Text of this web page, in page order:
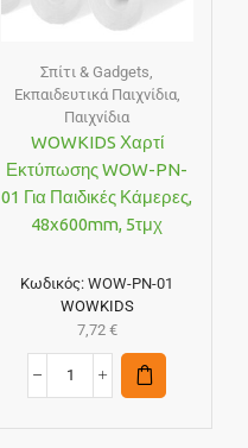
Σπίτι & Gadgets
Εκπαιδευτικά Παιχνίδια,
Παιχνίδια
WOWKIDS Χαρτί
Εκτύπωσης WOW-PN-
01 Για Παιδικές Κάμερες,
48x600mm, 5τμχ
Κωδικός:WOW-PN-01
WOWKIDS
7,72 €